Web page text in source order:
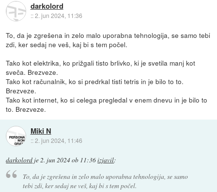
darkolord
::2. jun 2024, 11:36
To, da je zgrešena in zelo malo uporabna tehnologija, se samo tebi
zdi, ker sedaj ne veš, kaj bi s tem počel.
Tako kot elektrika, ko prižgali tisto brlivko, ki je svetila manj kot
sveča. Brezveze.
Tako kot računalnik, ko si predrkal tisti tetris in je bilo to to.
Brezveze.
Tako kot internet, ko si celega pregledal v enem dnevu in je bilo to
to. Brezveze.
Miki N
::2. jun 2024, 11:46
darkolord je2. jun 2024 ob 11:36izjavil:
To, da je zgrešena in zelo malo uporabna tehnologija, se samo
tebi zdi, ker sedaj ne veš, kaj bi s tem počel.